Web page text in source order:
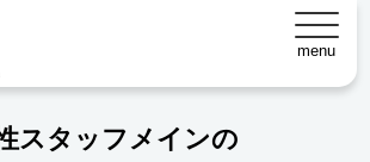
menu
スタッフメインの